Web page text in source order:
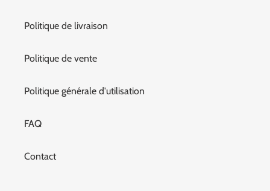
Politique de livraison
Politique de vente
Politique générale d'utilisation
FAQ
Contact